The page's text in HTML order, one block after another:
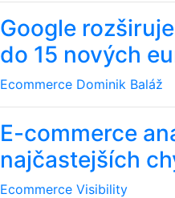
Google
do 15 nových
Ecommerce Dominik Baláž
E-commerce
najčastejších
Ecommerce Visibility